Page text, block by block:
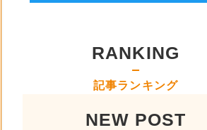
RANKING
記事ランキング
NEW POST